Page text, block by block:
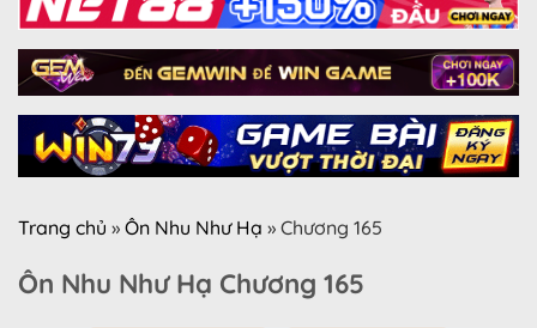
Trang chủ » Ôn Nhu Như Hạ » Chương 165
Ôn Nhu Như Hạ Chương 165